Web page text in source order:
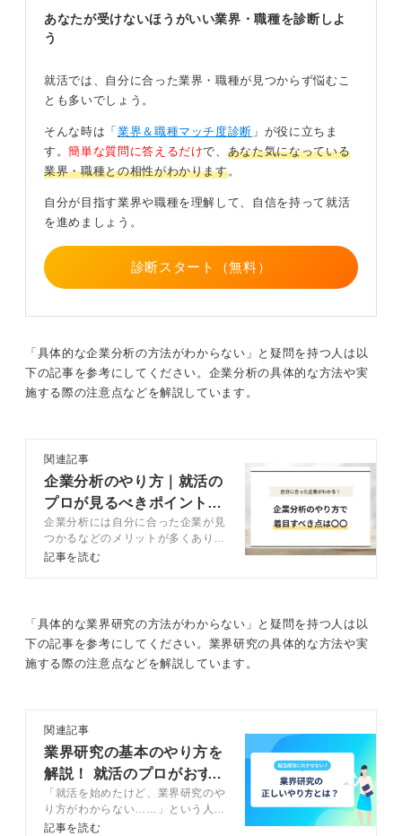
語学力よりもホスピタリティ精神を発揮した経験が
次に「積むべき経験・スキル」については、グローバル
しかし、それ以上に評価されるのは「他者の期待を超え
マニュアル通りではなく、アルバイトなどで「相手が何
を求めているかを察知し、行動に移して喜ばれた経験」
は、ホスピタリティの原石として高く評価されます。
最後に、現場で活躍しているのは、「品格」と「タフ
さ」を兼ね備えた人です。
雅さのなかに、困難な状況でも笑顔を絶やさず、冷静に
対応できる芯の強さがあるか」を見ています。
業界・企業分析で各ホテルの「色」を知ることは大前提
ですが、まずはご自身の経験のなかから、他者に寄り添
い、粘り強く行動できたエピソードを棚卸ししてみてく
あなたが受けないほうがいい業界・職種を診断しよ
う
就活では、自分に合った業界・職種が見つからず悩むこ
とも多いでしょう。
そんな時は「 業界＆職種マッチ度診断 」が役に立ちま
す。簡単な質問に答えるだけで、 あなた気になっている
業界・職種との相性がわかります。
自分が目指す業界や職種を理解して、自信を持って就活
を進めましょう。
診断スタート（無料）
「具体的な企業分析の方法がわからない」と疑問を持つ人は以
下の記事を参考にしてください。企業分析の具体的な方法や実
施する際の注意点などを解説しています。
関連記事
企業分析のやり方｜就活の
プロが見るべきポイントや
注意点を解説
企業分析には自分に合った企業が見
つかるなどのメリットが多くありま
す。また集めた企業情報をうまく活
率化のコツまでキャリアコンサルタ
ントとともに徹底解説します。
記事を読む
「具体的な業界研究の方法がわからない」と疑問を持つ人は以
下の記事を参考にしてください。業界研究の具体的な方法や実
施する際の注意点などを解説しています。
関連記事
業界研究の基本のやり方を
解説！ 就活のプロがおす
すめの方法を紹介
「就活を始めたけど、業界研究のや
り方がわからない……」という人は
多いでしょう。この記事では、業界
記事を読む